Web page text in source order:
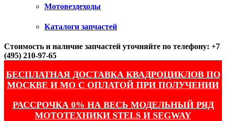
Мотовездеходы
Каталоги запчастей
Стоимость и наличие запчастей уточняйте по телефону: +7
(495) 210-97-65
БЕСПЛАТНАЯ ДОСТАВКА КВАДРОЦИКЛОВ ПО
МОСКВЕ И МО С ОПЛАТОЙ ПРИ ПОЛУЧЕНИИ
РАССРОЧКА 0% НА ВЕСЬ МОДЕЛЬНЫЙ РЯД
МОТОТЕХНИКИ STELS И SEGWAY